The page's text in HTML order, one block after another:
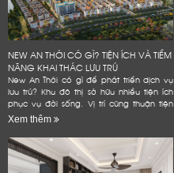
NEW AN THỚI CÓ GÌ? TIỆN ÍCH VÀ TIỀM
NĂNG KHAI THÁC LƯU TRÚ
New An Thới có gì để phát triển dịch vụ
lưu trú? Khu đô thị sở hữu nhiều tiện ích
phục vụ đời sống. Vị trí cũng thuận tiện
kết nối các điểm đến tại Nam đảo. Đây
là...
Xem thêm